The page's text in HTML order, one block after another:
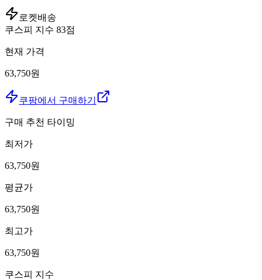
로켓배송
쿠스피 지수 83점
현재 가격
63,750원
쿠팡에서 구매하기
구매 추천 타이밍
최저가
63,750원
평균가
63,750원
최고가
63,750원
쿠스피 지수